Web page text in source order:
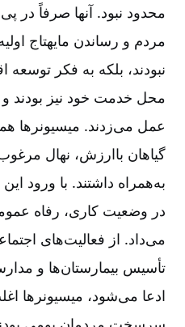
محدود نبود. آنها صرفاً در
مردم و رساندن مایهتاج
نبودند، بلکه به فکر
محل خدمت خود نیز بودند
عمل می‌‌زدند. میسیونرها
گیاهان باارزش، نهال
به‌‌همراه داشتند. با ورود
در وضعیت کاری، رفاه
می‌‌داد. از فعالیت‌‌های
تأسیس بیمارستان‌‌ها و
ادعا می‌‌شود، میسیونرها